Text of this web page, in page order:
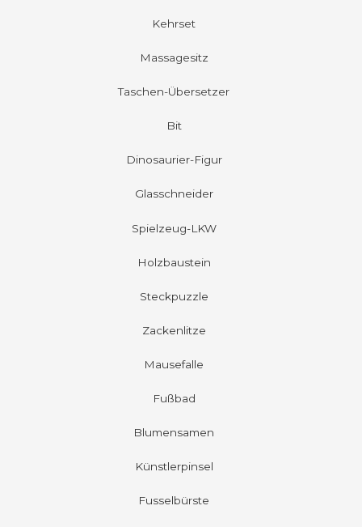
Kehrset
Massagesitz
Taschen-Übersetzer
Bit
Dinosaurier-Figur
Glasschneider
Spielzeug-LKW
Holzbaustein
Steckpuzzle
Zackenlitze
Mausefalle
Fußbad
Blumensamen
Künstlerpinsel
Fusselbürste